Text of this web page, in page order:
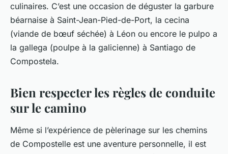
culinaires. C’est une occasion de déguster la garbure
béarnaise à Saint-Jean-Pied-de-Port, la cecina
(viande de bœuf séchée) à Léon ou encore le pulpo a
la gallega (poulpe à la galicienne) à Santiago de
Compostela.
Bien respecter les règles de conduite
sur le camino
Même si l’expérience de pèlerinage sur les chemins
de Compostelle est une aventure personnelle, il est